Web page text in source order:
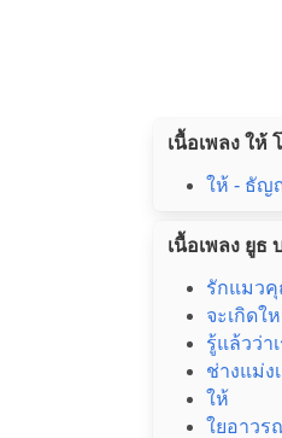
เนื้อเพลง ให้
ให้ - ธัญ
เนื้อเพลง ยูธ
รักแมว
จะเกิดใ
รู้แล้วว่า
ช่างแม่ง
ให้
ใยอาวร